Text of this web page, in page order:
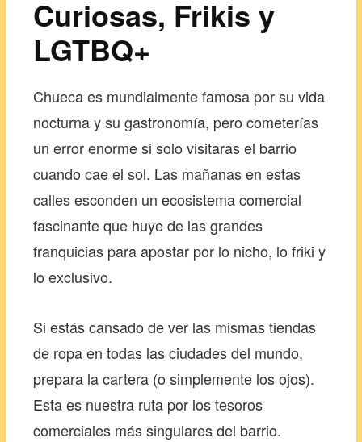
Curiosas, Frikis y
LGTBQ+
Chueca es mundialmente famosa por su vida
nocturna y su gastronomía, pero cometerías
un error enorme si solo visitaras el barrio
cuando cae el sol. Las mañanas en estas
calles esconden un ecosistema comercial
fascinante que huye de las grandes
franquicias para apostar por lo nicho, lo friki y
lo exclusivo.
Si estás cansado de ver las mismas tiendas
de ropa en todas las ciudades del mundo,
prepara la cartera (o simplemente los ojos).
Esta es nuestra ruta por los tesoros
comerciales más singulares del barrio.